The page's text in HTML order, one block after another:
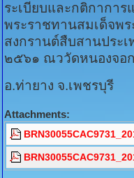
ระเบียบและกติกาการ
พระราชทานสมเด็จพ
สงกรานต์สืบสานประ
๒๕๖๑ ณววัดหนองจอ
อ.ท่ายาง จ.เพชรบุรี
Attachments: